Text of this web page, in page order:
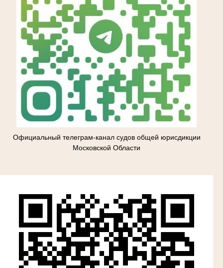
Официальный телеграм-канал судов общей юрисдикции
Московской Области